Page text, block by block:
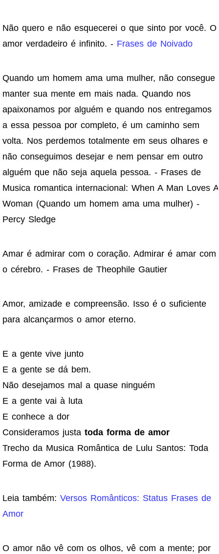
Não quero e não esquecerei o que sinto por você. O
amor verdadeiro é infinito. - Frases de Noivado
Quando um homem ama uma mulher, não consegue
manter sua mente em mais nada. Quando nos
apaixonamos por alguém e quando nos entregamos
a essa pessoa por completo, é um caminho sem
volta. Nos perdemos totalmente em seus olhares e
não conseguimos desejar e nem pensar em outro
alguém que não seja aquela pessoa. - Frases de
Musica romantica internacional: When A Man Loves A
Woman (Quando um homem ama uma mulher) -
Percy Sledge
Amar é admirar com o coração. Admirar é amar com
o cérebro. - Frases de Theophile Gautier
Amor, amizade e compreensão. Isso é o suficiente
para alcançarmos o amor eterno.
E a gente vive junto
E a gente se dá bem.
Não desejamos mal a quase ninguém
E a gente vai à luta
E conhece a dor
Consideramos justa toda forma de amor
Trecho da Musica Romântica de Lulu Santos: Toda
Forma de Amor (1988).
Leia também: Versos Românticos: Status Frases de
Amor
O amor não vê com os olhos, vê com a mente; por